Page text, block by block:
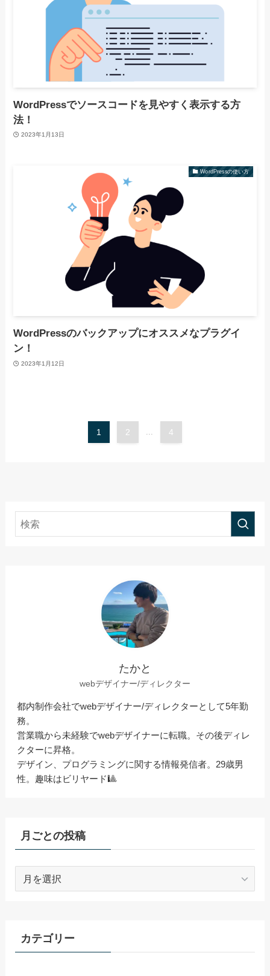
WordPressでソースコードを見やすく表示する方
法！
2023年1月13日
WordPressの使い方
WordPressのバックアップにオススメなプラグイ
ン！
2023年1月12日
1 2 4
たかと
webデザイナー/ディレクター
都内制作会社でwebデザイナー/ディレクターとして5年勤
務。
営業職から未経験でwebデザイナーに転職。その後ディレ
クターに昇格。
デザイン、プログラミングに関する情報発信者。29歳男
性。趣味はビリヤード🎱
月ごとの投稿
カテゴリー